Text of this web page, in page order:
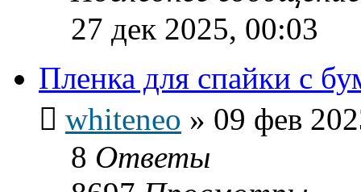
27 дек 2025, 00:03
Пленка для спайки с
whiteneo » 09 фев
8 Ответы